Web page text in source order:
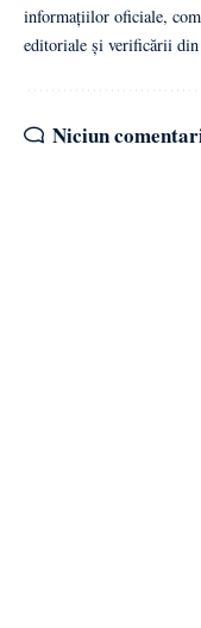
informațiilor oficiale,
editoriale și verificării din
Niciun